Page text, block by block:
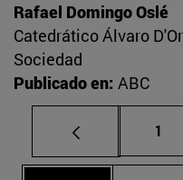
Rafael Domingo Oslé
Catedrático Álvaro
Sociedad
Publicado en: ABC
1